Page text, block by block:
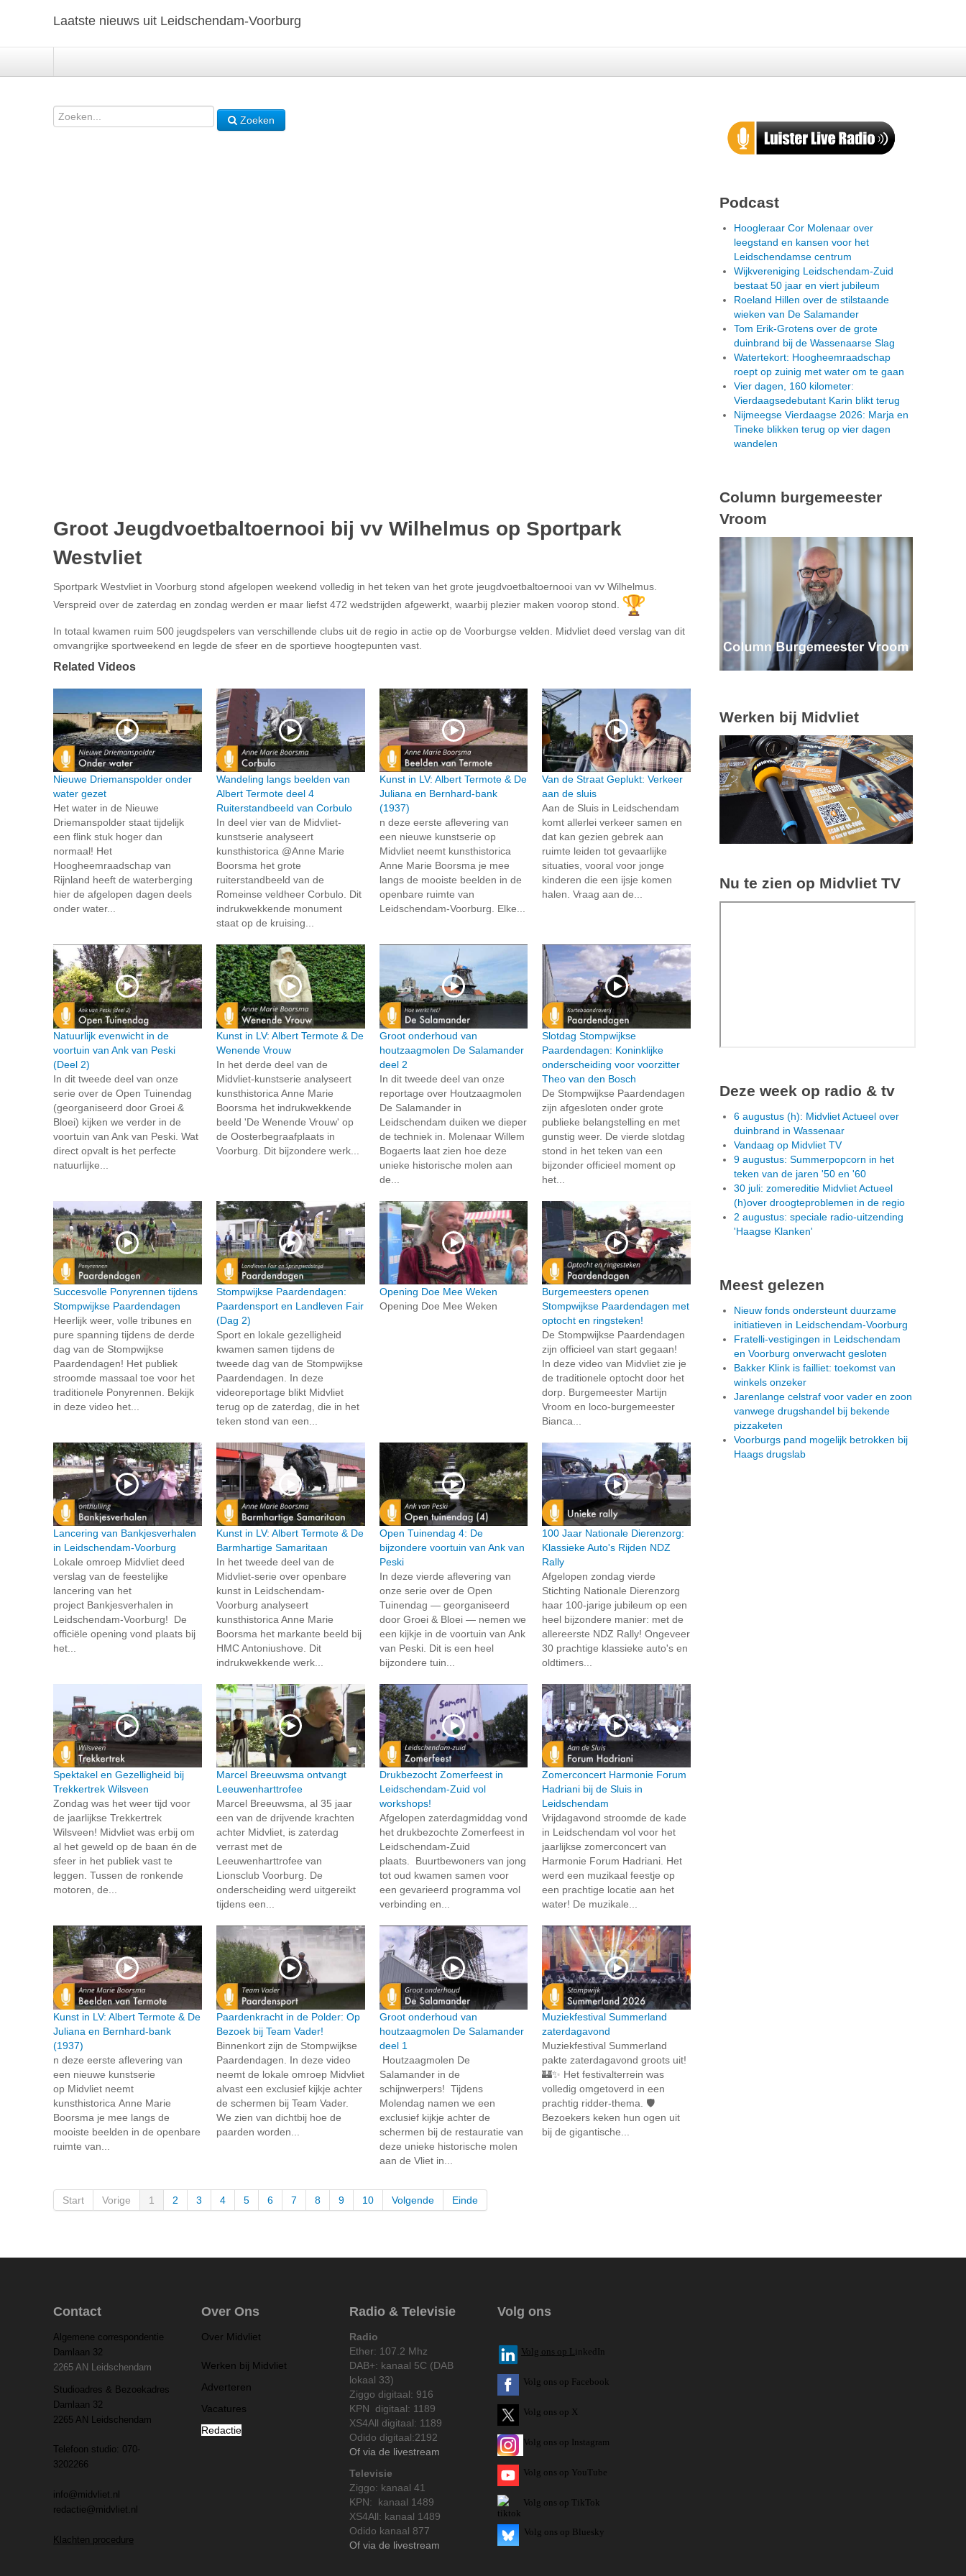
Laatste nieuws uit Leidschendam-Voorburg
Zoeken
Groot Jeugdvoetbaltoernooi bij vv Wilhelmus op Sportpark
Westvliet
Sportpark Westvliet in Voorburg stond afgelopen weekend volledig in het teken van het grote jeugdvoetbaltoernooi van vv Wilhelmus.
Verspreid over de zaterdag en zondag werden er maar liefst 472 wedstrijden afgewerkt, waarbij plezier maken voorop stond.
In totaal kwamen ruim 500 jeugdspelers van verschillende clubs uit de regio in actie op de Voorburgse velden. Midvliet deed verslag van dit
omvangrijke sportweekend en legde de sfeer en de sportieve hoogtepunten vast.
Related Videos
Nieuwe Driemanspolder onder
water gezet
Het water in de Nieuwe
Driemanspolder staat tijdelijk
een flink stuk hoger dan
normaal! Het
Hoogheemraadschap van
Rijnland heeft de waterberging
hier de afgelopen dagen deels
onder water...
Wandeling langs beelden van
Albert Termote deel 4
Ruiterstandbeeld van Corbulo
In deel vier van de Midvliet-
kunstserie analyseert
kunsthistorica @Anne Marie
Boorsma het grote
ruiterstandbeeld van de
Romeinse veldheer Corbulo. Dit
indrukwekkende monument
staat op de kruising...
Kunst in LV: Albert Termote & De
Juliana en Bernhard-bank
(1937)
n deze eerste aflevering van
een nieuwe kunstserie op
Midvliet neemt kunsthistorica
Anne Marie Boorsma je mee
langs de mooiste beelden in de
openbare ruimte van
Leidschendam-Voorburg. Elke...
Van de Straat Geplukt: Verkeer
aan de sluis
Aan de Sluis in Leidschendam
komt allerlei verkeer samen en
dat kan gezien gebrek aan
ruimte leiden tot gevaarlijke
situaties, vooral voor jonge
kinderen die een ijsje komen
halen. Vraag aan de...
Natuurlijk evenwicht in de
voortuin van Ank van Peski
(Deel 2)
In dit tweede deel van onze
serie over de Open Tuinendag
(georganiseerd door Groei &
Bloei) kijken we verder in de
voortuin van Ank van Peski. Wat
direct opvalt is het perfecte
natuurlijke...
Kunst in LV: Albert Termote & De
Wenende Vrouw
In het derde deel van de
Midvliet-kunstserie analyseert
kunsthistorica Anne Marie
Boorsma het indrukwekkende
beeld 'De Wenende Vrouw' op
de Oosterbegraafplaats in
Voorburg. Dit bijzondere werk...
Groot onderhoud van
houtzaagmolen De Salamander
deel 2
In dit tweede deel van onze
reportage over Houtzaagmolen
De Salamander in
Leidschendam duiken we dieper
de techniek in. Molenaar Willem
Bogaerts laat zien hoe deze
unieke historische molen aan
de...
Slotdag Stompwijkse
Paardendagen: Koninklijke
onderscheiding voor voorzitter
Theo van den Bosch
De Stompwijkse Paardendagen
zijn afgesloten onder grote
publieke belangstelling en met
gunstig weer. De vierde slotdag
stond in het teken van een
bijzonder officieel moment op
het...
Succesvolle Ponyrennen tijdens
Stompwijkse Paardendagen
Heerlijk weer, volle tribunes en
pure spanning tijdens de derde
dag van de Stompwijkse
Paardendagen! Het publiek
stroomde massaal toe voor het
traditionele Ponyrennen. Bekijk
in deze video het...
Stompwijkse Paardendagen:
Paardensport en Landleven Fair
(Dag 2)
Sport en lokale gezelligheid
kwamen samen tijdens de
tweede dag van de Stompwijkse
Paardendagen. In deze
videoreportage blikt Midvliet
terug op de zaterdag, die in het
teken stond van een...
Opening Doe Mee Weken
Opening Doe Mee Weken
Burgemeesters openen
Stompwijkse Paardendagen met
optocht en ringsteken!
De Stompwijkse Paardendagen
zijn officieel van start gegaan!
In deze video van Midvliet zie je
de traditionele optocht door het
dorp. Burgemeester Martijn
Vroom en loco-burgemeester
Bianca...
Lancering van Bankjesverhalen
in Leidschendam-Voorburg
Lokale omroep Midvliet deed
verslag van de feestelijke
lancering van het
project Bankjesverhalen in
Leidschendam-Voorburg! De
officiële opening vond plaats bij
het...
Kunst in LV: Albert Termote & De
Barmhartige Samaritaan
In het tweede deel van de
Midvliet-serie over openbare
kunst in Leidschendam-
Voorburg analyseert
kunsthistorica Anne Marie
Boorsma het markante beeld bij
HMC Antoniushove. Dit
indrukwekkende werk...
Open Tuinendag 4: De
bijzondere voortuin van Ank van
Peski
In deze vierde aflevering van
onze serie over de Open
Tuinendag — georganiseerd
door Groei & Bloei — nemen we
een kijkje in de voortuin van Ank
van Peski. Dit is een heel
bijzondere tuin...
100 Jaar Nationale Dierenzorg:
Klassieke Auto's Rijden NDZ
Rally
Afgelopen zondag vierde
Stichting Nationale Dierenzorg
haar 100-jarige jubileum op een
heel bijzondere manier: met de
allereerste NDZ Rally! Ongeveer
30 prachtige klassieke auto's en
oldtimers...
Spektakel en Gezelligheid bij
Trekkertrek Wilsveen
Zondag was het weer tijd voor
de jaarlijkse Trekkertrek
Wilsveen! Midvliet was erbij om
al het geweld op de baan én de
sfeer in het publiek vast te
leggen. Tussen de ronkende
motoren, de...
Marcel Breeuwsma ontvangt
Leeuwenharttrofee
Marcel Breeuwsma, al 35 jaar
een van de drijvende krachten
achter Midvliet, is zaterdag
verrast met de
Leeuwenharttrofee van
Lionsclub Voorburg. De
onderscheiding werd uitgereikt
tijdens een...
Drukbezocht Zomerfeest in
Leidschendam-Zuid vol
workshops!
Afgelopen zaterdagmiddag vond
het drukbezochte Zomerfeest in
Leidschendam-Zuid
plaats. Buurtbewoners van jong
tot oud kwamen samen voor
een gevarieerd programma vol
verbinding en...
Zomerconcert Harmonie Forum
Hadriani bij de Sluis in
Leidschendam
Vrijdagavond stroomde de kade
in Leidschendam vol voor het
jaarlijkse zomerconcert van
Harmonie Forum Hadriani. Het
werd een muzikaal feestje op
een prachtige locatie aan het
water! De muzikale...
Kunst in LV: Albert Termote & De
Juliana en Bernhard-bank
(1937)
n deze eerste aflevering van
een nieuwe kunstserie
op Midvliet neemt
kunsthistorica Anne Marie
Boorsma je mee langs de
mooiste beelden in de openbare
ruimte van...
Paardenkracht in de Polder: Op
Bezoek bij Team Vader!
Binnenkort zijn de Stompwijkse
Paardendagen. In deze video
neemt de lokale omroep Midvliet
alvast een exclusief kijkje achter
de schermen bij Team Vader.
We zien van dichtbij hoe de
paarden worden...
Groot onderhoud van
houtzaagmolen De Salamander
deel 1
Houtzaagmolen De
Salamander in de
schijnwerpers! Tijdens
Molendag namen we een
exclusief kijkje achter de
schermen bij de restauratie van
deze unieke historische molen
aan de Vliet in...
Muziekfestival Summerland
zaterdagavond
Muziekfestival Summerland
pakte zaterdagavond groots uit!
🏰✨ Het festivalterrein was
volledig omgetoverd in een
prachtig ridder-thema. 🛡️
Bezoekers keken hun ogen uit
bij de gigantische...
Start Vorige 1 2 3 4 5 6 7 8 9 10 Volgende Einde
Podcast
Hoogleraar Cor Molenaar over
leegstand en kansen voor het
Leidschendamse centrum
Wijkvereniging Leidschendam-Zuid
bestaat 50 jaar en viert jubileum
Roeland Hillen over de stilstaande
wieken van De Salamander
Tom Erik-Grotens over de grote
duinbrand bij de Wassenaarse Slag
Watertekort: Hoogheemraadschap
roept op zuinig met water om te gaan
Vier dagen, 160 kilometer:
Vierdaagsedebutant Karin blikt terug
Nijmeegse Vierdaagse 2026: Marja en
Tineke blikken terug op vier dagen
wandelen
Column burgemeester
Vroom
Werken bij Midvliet
Nu te zien op Midvliet TV
Deze week op radio & tv
6 augustus (h): Midvliet Actueel over
duinbrand in Wassenaar
Vandaag op Midvliet TV
9 augustus: Summerpopcorn in het
teken van de jaren '50 en '60
30 juli: zomereditie Midvliet Actueel
(h)over droogteproblemen in de regio
2 augustus: speciale radio-uitzending
'Haagse Klanken'
Meest gelezen
Nieuw fonds ondersteunt duurzame
initiatieven in Leidschendam-Voorburg
Fratelli-vestigingen in Leidschendam
en Voorburg onverwacht gesloten
Bakker Klink is failliet: toekomst van
winkels onzeker
Jarenlange celstraf voor vader en zoon
vanwege drugshandel bij bekende
pizzaketen
Voorburgs pand mogelijk betrokken bij
Haags drugslab
Contact
Algemene correspondentie
Damlaan 32
2265 AN Leidschendam
Studioadres & Bezoekadres
Damlaan 32
2265 AN Leidschendam
Telefoon studio: 070-
3202266
info@midvliet.nl
redactie@midvliet.nl
Klachten procedure
Over Ons
Over Midvliet
Werken bij Midvliet
Adverteren
Vacatures
Redactie
Radio & Televisie
Radio
Ether: 107.2 Mhz
DAB+: kanaal 5C (DAB
lokaal 33)
Ziggo digitaal: 916
KPN digitaal: 1189
XS4All digitaal: 1189
Odido digitaal:2192
Of via de livestream
Televisie
Ziggo: kanaal 41
KPN: kanaal 1489
XS4All: kanaal 1489
Odido kanaal 877
Of via de livestream
Volg ons
Volg ons op L inkedIn
Volg ons op Facebook
Volg ons op X
Volg ons op Instagram
Volg ons op YouTube
Volg ons op TikTok
Volg ons op Bluesky